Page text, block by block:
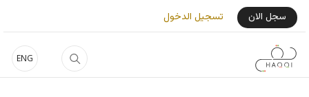
تجاوز إلى المحتوى الرئيسي
ENG
User Login Menu
سجل الان تسجيل الدخول